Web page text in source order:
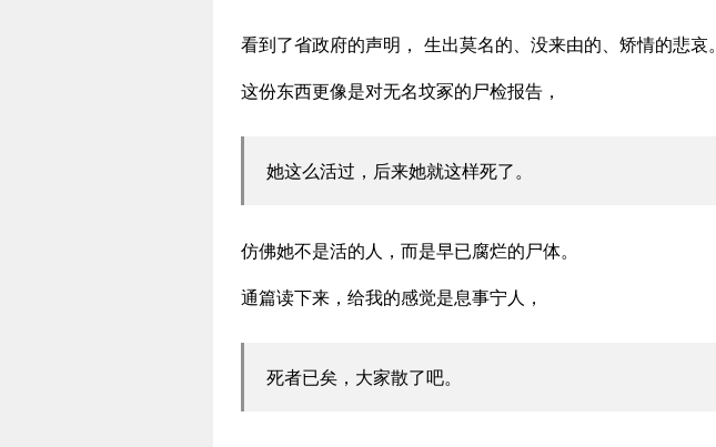
看到了省政府的声明， 生出莫名的、没来由的、矫情的悲哀。
这份东西更像是对无名坟冢的尸检报告，
她这么活过，后来她就这样死了。
仿佛她不是活的人，而是早已腐烂的尸体。
通篇读下来，给我的感觉是息事宁人，
死者已矣，大家散了吧。